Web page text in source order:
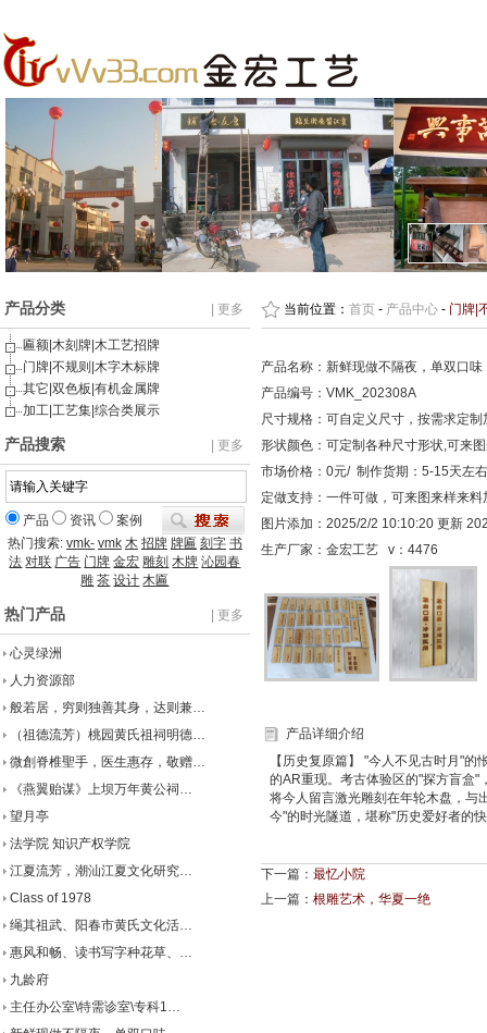
产品分类 | 更多
匾额|木刻牌|木工艺招牌
门牌|不规则|木字木标牌
其它|双色板|有机金属牌
加工|工艺集|综合类展示
产品搜索 | 更多
产品 资讯
案例
热门搜索: vmk- vmk 木 招牌 牌匾 刻字 书
法 对联 广告 门牌 金宏 雕刻 木牌 沁园春
雕 茶 设计 木匾
热门产品 | 更多
心灵绿洲
人力资源部
般若居，穷则独善其身，达则兼…
（祖德流芳）桃园黄氏祖祠明德…
微創脊椎聖手，医生惠存，敬赠…
《燕翼贻谋》上坝万年黄公祠…
望月亭
法学院 知识产权学院
江夏流芳，潮汕江夏文化研究…
Class of 1978
绳其祖武、阳春市黄氏文化活…
惠风和畅、读书写字种花草、…
九龄府
主任办公室\特需诊室\专科1…
当前位置： 首页 - 产品中心 - 门牌|
产品名称：新鲜现做不隔夜，单双口味
产品编号：VMK_202308A
尺寸规格：可自定义尺寸，按需求定制
形状颜色：可定制各种尺寸形状,可来
市场价格：0元/ 制作货期：5-15天左右
定做支持：一件可做，可来图来样来
图片添加：2025/2/2 10:10:20 更新
生产厂家：金宏工艺 v： 4476
产品详细介绍
【历史复原篇】 "今人不见古时月"
的AR重现。考古体验区的"探方盲盒"
将今人留言激光雕刻在年轮木盘，与
今"的时光隧道，堪称"历史爱好者的
下一篇： 最忆小院
上一篇： 根雕艺术，华夏一绝